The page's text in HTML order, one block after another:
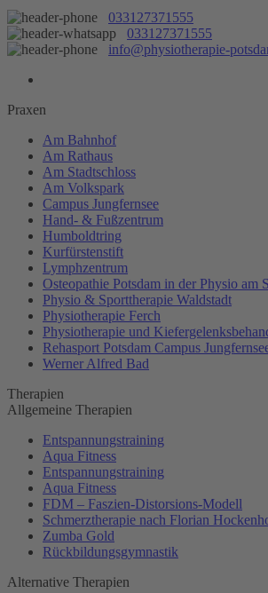
033127371555
033127371555
info@physiotherapie-
Praxen
Am Bahnhof
Am Rathaus
Am Stadtschloss
Am Volkspark
Campus Jungfernsee
Hand- & Fußzentrum
Humboldtring
Kurfürstenstift
Lymphzentrum
Osteopathie Potsdam in der Physio am
Physio & Sporttherapie Waldstadt
Physiotherapie Ferch
Physiotherapie und
Rehasport Potsdam Campus
Werner Alfred Bad
Therapien
Allgemeine Therapien
Entspannungstraining
Aqua Fitness
Entspannungstraining
Aqua Fitness
FDM – Faszien-Distorsions-Modell
Schmerztherapie nach Florian
Zumba Gold
Rückbildungsgymnastik
Alternative Therapien